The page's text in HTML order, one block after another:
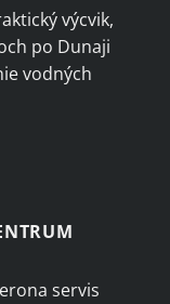
výcvik,
po Dunaji
vodných
servis